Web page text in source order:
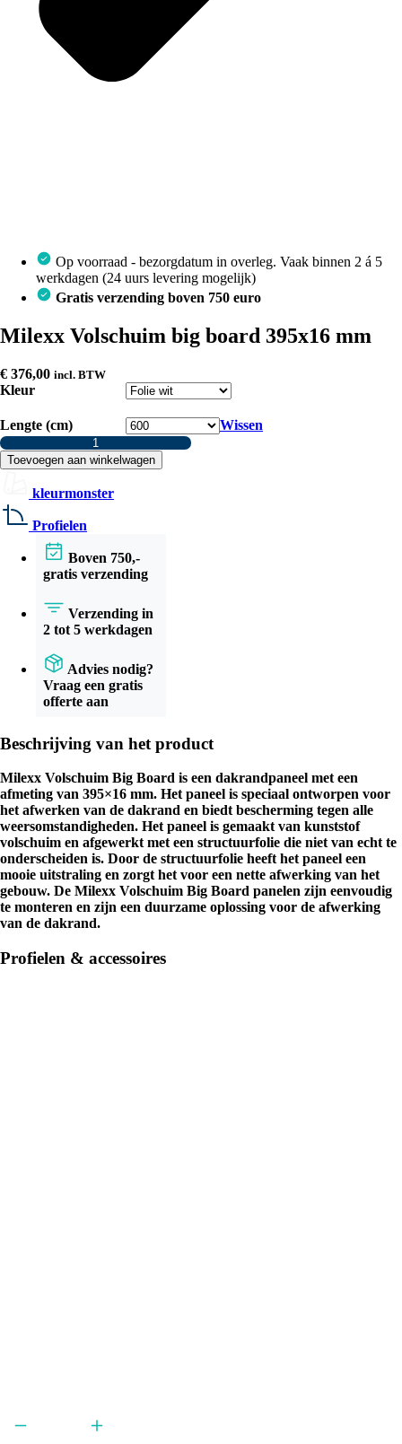
Op voorraad - bezorgdatum in overleg. Vaak binnen 2 á 5
werkdagen (24 uurs levering mogelijk)
Gratis verzending boven 750 euro
Milexx Volschuim big board 395x16 mm
€ 376,00 incl. BTW
Kleur
Lengte (cm)
Wissen
Milexx
Volschuim
big
board
395x16
mm
Toevoegen aan winkelwagen
kleurmonster
Profielen
Boven 750,-
gratis verzending
Verzending in
2 tot 5 werkdagen
Advies nodig?
Vraag een gratis
offerte aan
Beschrijving van het product
Milexx Volschuim Big Board is een dakrandpaneel met een
afmeting van 395×16 mm. Het paneel is speciaal ontworpen voor
het afwerken van de dakrand en biedt bescherming tegen alle
weersomstandigheden. Het paneel is gemaakt van kunststof
volschuim en afgewerkt met een structuurfolie die niet van echt te
onderscheiden is. Door de structuurfolie heeft het paneel een
mooie uitstraling en zorgt het voor een nette afwerking van het
gebouw. De Milexx Volschuim Big Board panelen zijn eenvoudig
te monteren en zijn een duurzame oplossing voor de afwerking
van de dakrand.
Profielen & accessoires